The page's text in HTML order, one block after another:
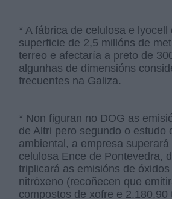
* A fábrica de celulosa e
superficie de 2,5 millóns de
terreo e afectaría a preto de
algunhas de dimensións
frecuentes na Galiza.
* Non figuran no DOG as
de Altri pero segundo o estudo
ambiental, a empresa
celulosa Ence de Pontevedra,
triplicará as emisións de
nitróxeno (recoñecen que
compostos de xofre e 2.180,90